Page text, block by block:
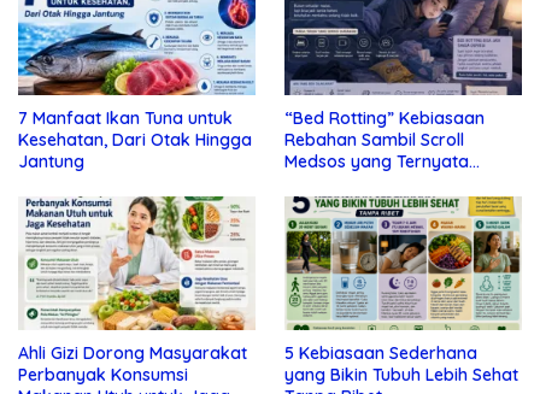
7 Manfaat Ikan Tuna untuk
Kesehatan, Dari Otak Hingga
Jantung
“Bed Rotting” Kebiasaan
Rebahan Sambil Scroll
Medsos yang Ternyata
Ahli Gizi Dorong Masyarakat
Perbanyak Konsumsi
5 Kebiasaan Sederhana
yang Bikin Tubuh Lebih Sehat